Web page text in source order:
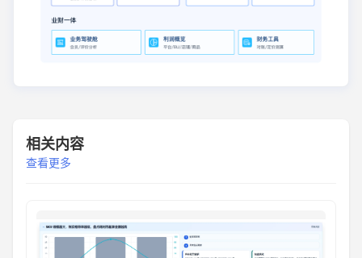
相关内容
查看更多